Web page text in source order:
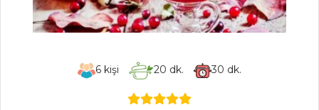
Mezeler Tüm
6 kişi 20 dk. 30 dk.